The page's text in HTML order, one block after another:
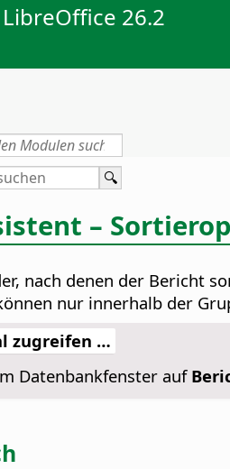
26.2
–
nach denen der Bericht
nur innerhalb der
zugreifen …
Datenbankfenster auf